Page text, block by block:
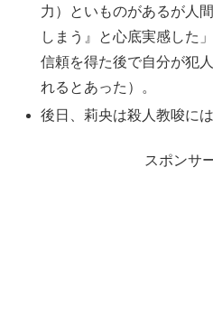
力）といものがあるが人
しまう』と心底実感した
信頼を得た後で自分が犯
れるとあった）。
後日、莉央は殺人教唆に
スポンサ